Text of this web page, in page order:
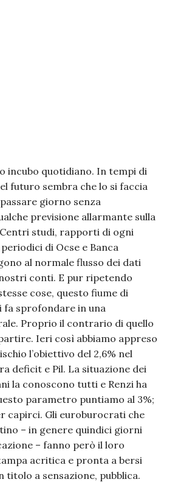
incubo quotidiano. In tempi di
futuro sembra che lo si faccia
giorno senza
previsione allarmante sulla
studi, rapporti di ogni
di Ocse e Banca
al normale flusso dei dati
conti. E pur ripetendo
cose, questo fiume di
fa sprofondare in una
Proprio il contrario di quello
Ieri così abbiamo appreso
l’obiettivo del 2,6% nel
deficit e Pil. La situazione dei
la conoscono tutti e Renzi ha
parametro puntiamo al 3%;
capirci. Gli euroburocrati che
– in genere quindici giorni
– fanno però il loro
acritica e pronta a bersi
a sensazione, pubblica.